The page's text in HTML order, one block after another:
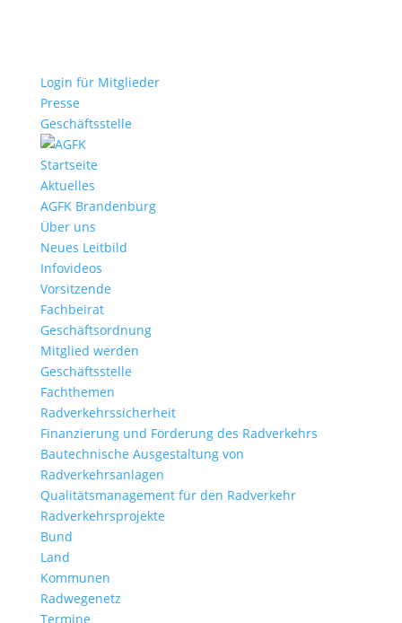
Login für Mitglieder
Presse
Geschäftsstelle
Startseite
Aktuelles
AGFK Brandenburg
Über uns
Neues Leitbild
Infovideos
Vorsitzende
Fachbeirat
Geschäftsordnung
Mitglied werden
Geschäftsstelle
Fachthemen
Radverkehrssicherheit
Finanzierung und Förderung des Radverkehrs
Bautechnische Ausgestaltung von
Radverkehrsanlagen
Qualitätsmanagement für den Radverkehr
Radverkehrsprojekte
Bund
Land
Kommunen
Radwegenetz
Termine